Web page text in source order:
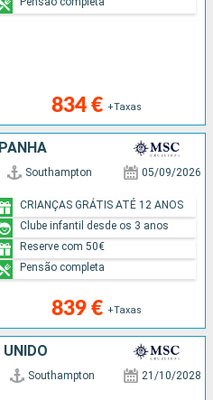
834 € +Taxas
Southampton 05/09/2026
839 € +Taxas
CRIANÇAS GRÁTIS ATÉ 12 ANOS
Clube infantil desde os 3 anos
Reserve com 50€
Pensão completa
UNIDO
Southampton 21/10/2028